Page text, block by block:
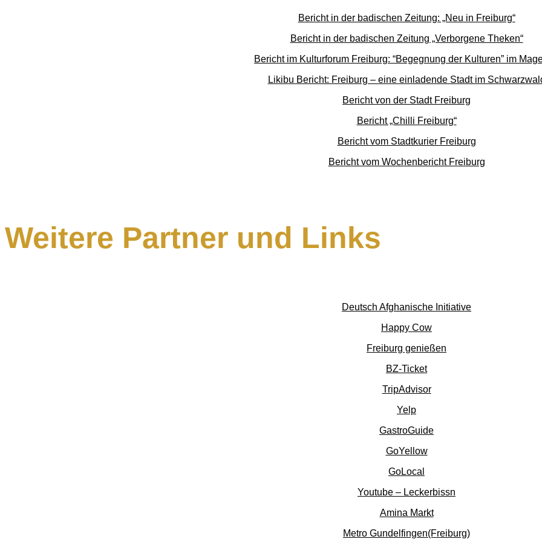
Bericht in der badischen Zeitung: „Neu in Freiburg“
Bericht in der badischen Zeitung „Verborgene Theken“
Bericht im Kulturforum Freiburg: “Begegnung der Kulturen” im
Likibu Bericht: Freiburg – eine einladende Stadt im
Bericht von der Stadt Freiburg
Bericht „Chilli Freiburg“
Bericht vom Stadtkurier Freiburg
Bericht vom Wochenbericht Freiburg
Weitere Partner und Links
Deutsch Afghanische Initiative
Happy Cow
Freiburg genießen
BZ-Ticket
TripAdvisor
Yelp
GastroGuide
GoYellow
GoLocal
Youtube – Leckerbissn
Amina Markt
Metro Gundelfingen(Freiburg)